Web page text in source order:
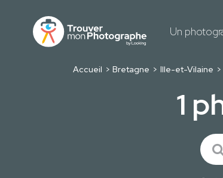
Un
Accueil Bretagne Ille-et-Vilaine
1